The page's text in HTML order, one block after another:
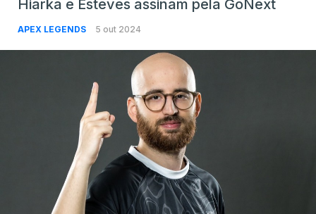
Hiarka e Esteves assinam pela GoNext
APEX LEGENDS 5 out 2024